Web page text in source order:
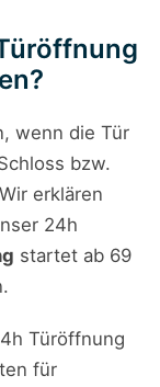
wenn die Tür
bzw.
erklären
24h
startet ab 69
Türöffnung
für